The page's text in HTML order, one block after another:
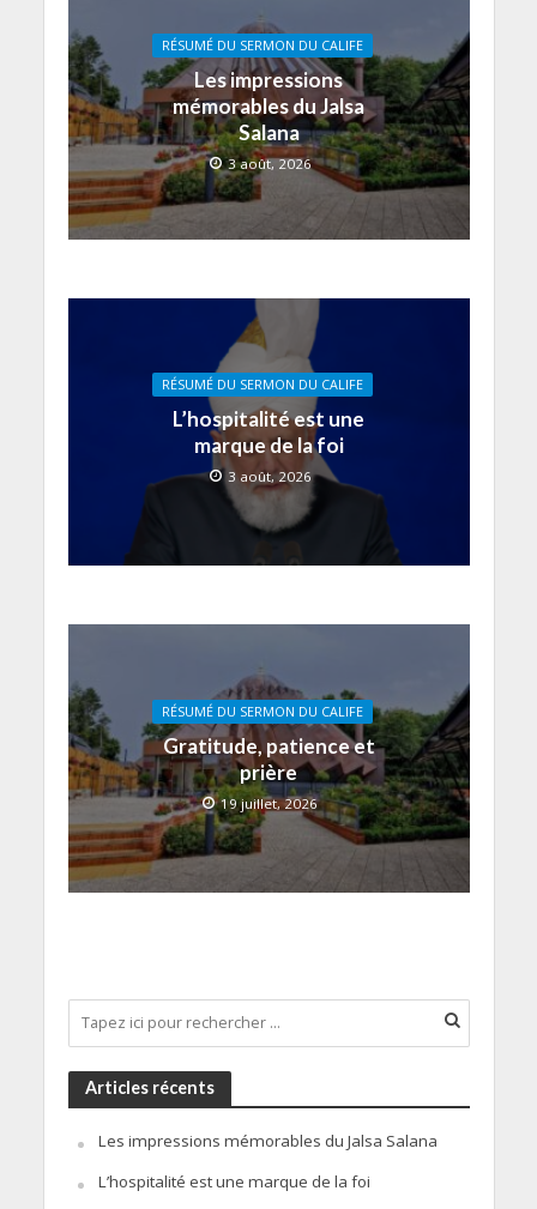
RÉSUMÉ DU SERMON DU CALIFE
Les impressions
mémorables du Jalsa
Salana
3 août, 2026
RÉSUMÉ DU SERMON DU CALIFE
L’hospitalité est une
marque de la foi
3 août, 2026
RÉSUMÉ DU SERMON DU CALIFE
Gratitude, patience et
prière
19 juillet, 2026
Articles récents
Les impressions mémorables du Jalsa Salana
L’hospitalité est une marque de la foi